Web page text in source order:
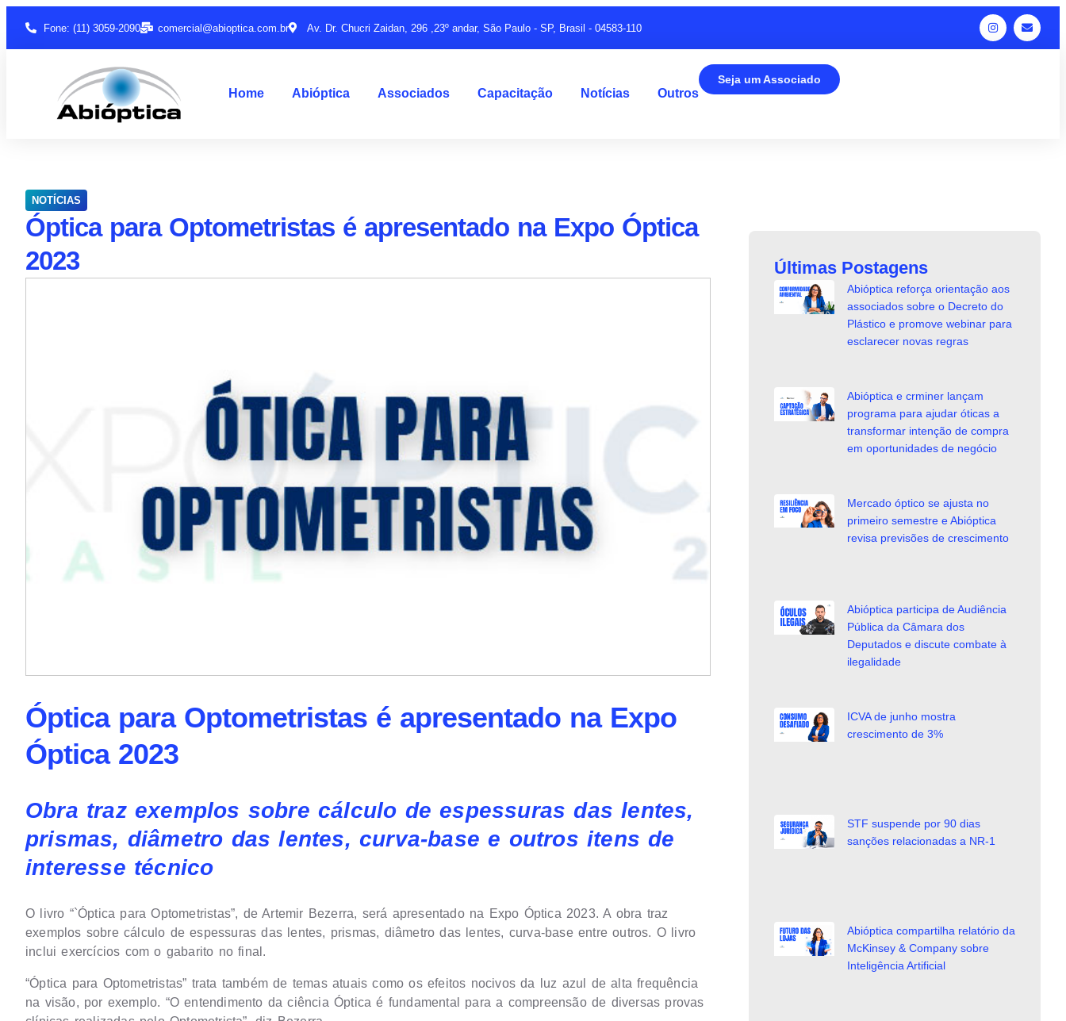
Fone: (11) 3059-2090 comercial@abioptica.com.br Av. Dr. Chucri Zaidan, 296 ,23º andar, São Paulo - SP, Brasil - 04583-110
Home Abióptica Associados Capacitação Notícias Outros
Seja um Associado
NOTÍCIAS
Óptica para Optometristas é apresentado na Expo Óptica
2023
Óptica para Optometristas é apresentado na Expo
Óptica 2023
Obra traz exemplos sobre cálculo de espessuras das lentes,
prismas, diâmetro das lentes, curva-base e outros itens de
interesse técnico
O livro “`Óptica para Optometristas”, de Artemir Bezerra, será apresentado na Expo Óptica 2023. A obra traz
exemplos sobre cálculo de espessuras das lentes, prismas, diâmetro das lentes, curva-base entre outros. O livro
inclui exercícios com o gabarito no final.
“Óptica para Optometristas” trata também de temas atuais como os efeitos nocivos da luz azul de alta frequência
na visão, por exemplo. “O entendimento da ciência Óptica é fundamental para a compreensão de diversas provas
Últimas Postagens
Abióptica reforça orientação aos
associados sobre o Decreto do
Plástico e promove webinar para
esclarecer novas regras
Abióptica e crminer lançam
programa para ajudar óticas a
transformar intenção de compra
em oportunidades de negócio
Mercado óptico se ajusta no
primeiro semestre e Abióptica
revisa previsões de crescimento
Abióptica participa de Audiência
Pública da Câmara dos
Deputados e discute combate à
ilegalidade
ICVA de junho mostra
crescimento de 3%
STF suspende por 90 dias
sanções relacionadas a NR-1
Abióptica compartilha relatório da
McKinsey & Company sobre
Inteligência Artificial